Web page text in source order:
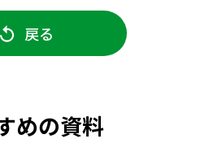
戻る
めの資料